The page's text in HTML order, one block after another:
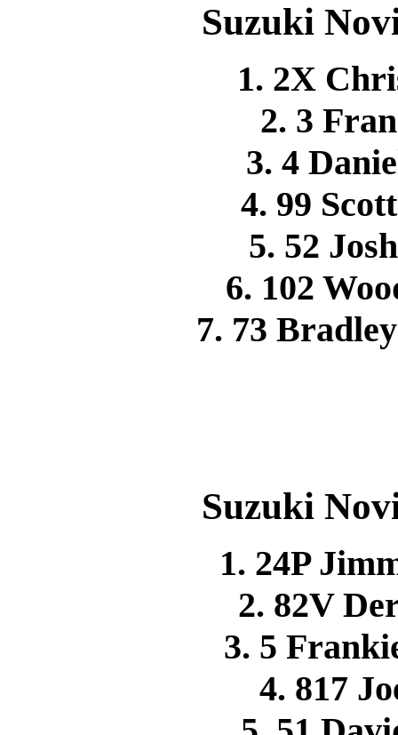
Suzuki
1. 2X
2. 3
3. 4
4. 99
5. 52
6. 102
7. 73
Suzuki
1. 24P
2. 82V
3. 5
4. 817